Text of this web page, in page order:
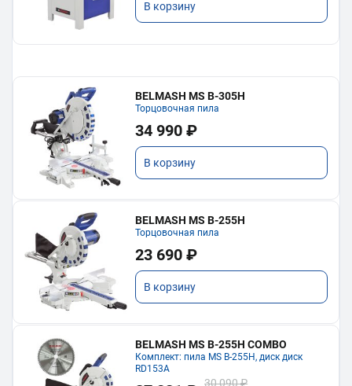
В корзину
BELMASH MS B-305H
Торцовочная пила
34 990 ₽
В корзину
BELMASH MS B-255H
Торцовочная пила
23 690 ₽
В корзину
BELMASH MS B-255H COMBO
Комплект: пила MS B-255H, диск диск
RD153A
30 090 ₽